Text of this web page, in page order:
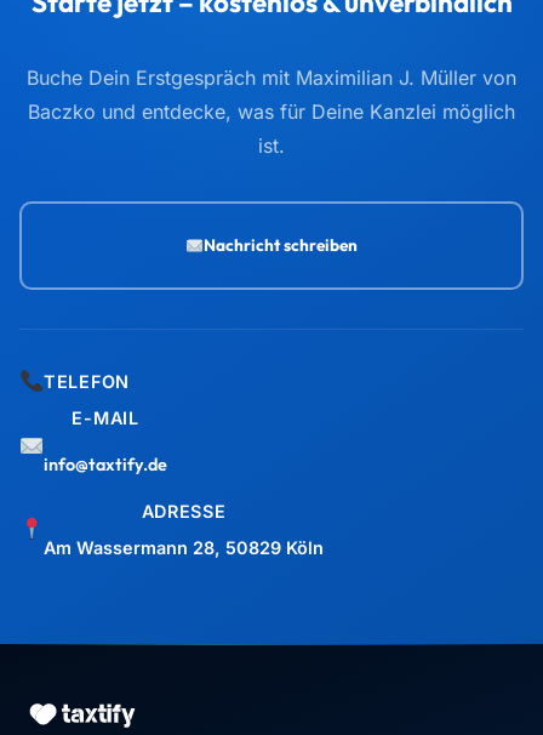
Buche Dein Erstgespräch mit Maximilian J. Müller von
Baczko und entdecke, was für Deine Kanzlei möglich
ist.
Nachricht schreiben
TELEFON
E-MAIL
info@taxtify.de
ADRESSE
Am Wassermann 28, 50829 Köln